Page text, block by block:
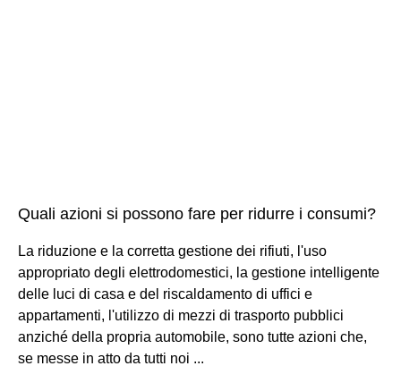
Quali azioni si possono fare per ridurre i consumi?
La riduzione e la corretta gestione dei rifiuti, l'uso
appropriato degli elettrodomestici, la gestione intelligente
delle luci di casa e del riscaldamento di uffici e
appartamenti, l'utilizzo di mezzi di trasporto pubblici
anziché della propria automobile, sono tutte azioni che,
se messe in atto da tutti noi ...